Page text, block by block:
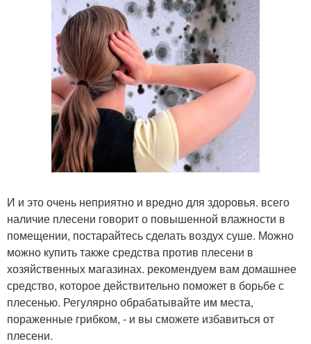
И и это очень неприятно и вредно для здоровья. всего
наличие плесени говорит о повышенной влажности в
помещении, постарайтесь сделать воздух суше. Можно
можно купить также средства против плесени в
хозяйственных магазинах. рекомендуем вам домашнее
средство, которое действительно поможет в борьбе с
плесенью. Регулярно обрабатывайте им места,
пораженные грибком, - и вы сможете избавиться от
плесени.